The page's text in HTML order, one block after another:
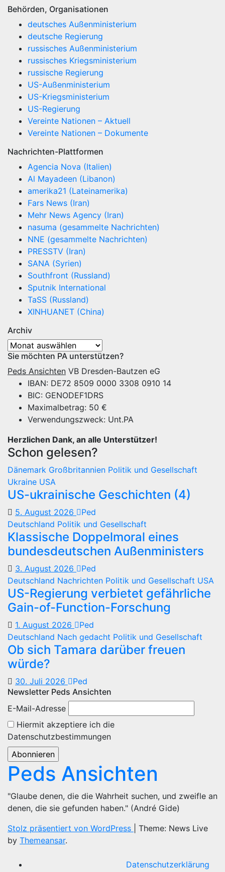
Behörden, Organisationen
deutsches Außenministerium
deutsche Regierung
russisches Außenministerium
russisches Kriegsministerium
russische Regierung
US-Außenministerium
US-Kriegsministerium
US-Regierung
Vereinte Nationen – Aktuell
Vereinte Nationen – Dokumente
Nachrichten-Plattformen
Agencia Nova (Italien)
Al Mayadeen (Libanon)
amerika21 (Lateinamerika)
Fars News (Iran)
Mehr News Agency (Iran)
nasuma (gesammelte Nachrichten)
NNE (gesammelte Nachrichten)
PRESSTV (Iran)
SANA (Syrien)
Southfront (Russland)
Sputnik International
TaSS (Russland)
XINHUANET (China)
Archiv
Archiv
Sie möchten PA unterstützen?
Peds Ansichten VB Dresden-Bautzen eG
IBAN: DE72 8509 0000 3308 0910 14
BIC: GENODEF1DRS
Maximalbetrag: 50 €
Verwendungszweck: Unt.PA
Herzlichen Dank, an alle Unterstützer!
Schon gelesen?
Dänemark Großbritannien Politik und Gesellschaft
Ukraine USA
US-ukrainische Geschichten (4)
5. August 2026
Ped
Deutschland Politik und Gesellschaft
Klassische Doppelmoral eines
bundesdeutschen Außenministers
3. August 2026
Ped
Deutschland Nachrichten Politik und Gesellschaft USA
US-Regierung verbietet gefährliche
Gain-of-Function-Forschung
1. August 2026
Ped
Deutschland Nach gedacht Politik und Gesellschaft
Ob sich Tamara darüber freuen
würde?
30. Juli 2026
Ped
Newsletter Peds Ansichten
E-Mail-Adresse
Hiermit akzeptiere ich die
Datenschutzbestimmungen
Peds Ansichten
"Glaube denen, die die Wahrheit suchen, und zweifle an
denen, die sie gefunden haben." (André Gide)
Stolz präsentiert von WordPress
Theme: News Live
by Themeansar.
Datenschutzerklärung